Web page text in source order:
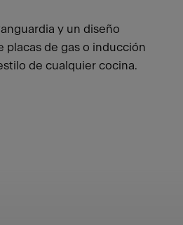
y un diseño
placas de gas o inducción
de cualquier cocina.